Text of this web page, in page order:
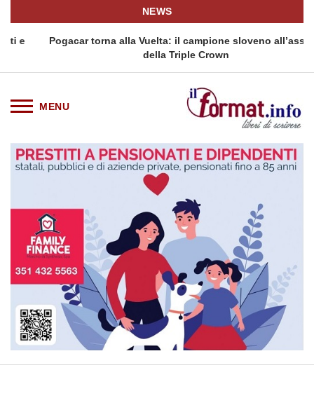
NEWS
Pogacar torna alla Vuelta: il campione sloveno all’assalto
della Triple Crown